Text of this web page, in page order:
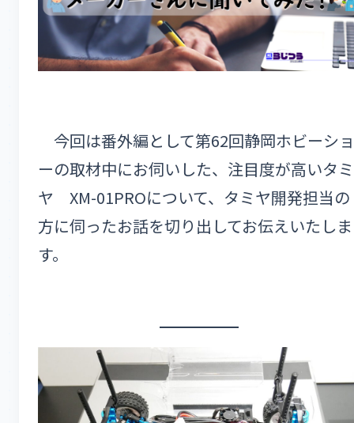
今回は番外編として第62回静岡ホビーショ
ーの取材中にお伺いした、注目度が高いタミ
ヤ XM-01PROについて、タミヤ開発担当の
方に伺ったお話を切り出してお伝えいたしま
す。